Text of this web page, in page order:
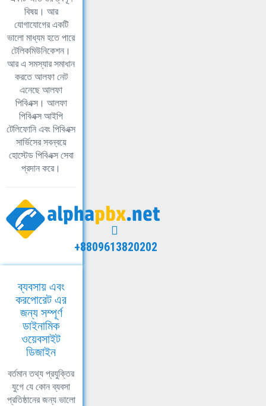
বিষয়। আর
যোগাযোগের একটি
ভালো মাধ্যম হতে পারে
টেলিকমিউনিকেশন।
আর এ সমস্যার সমাধান
করতে আলফা নেট
এনেছে আলফা
পিবিএক্স। আলফা
পিবিএক্স আইপি
টেলিফোনি এবং পিবিএক্স
সার্ভিসের সবন্বয়ে
হোস্টেড পিবিএক্স সেবা
প্রদান করে।
+8809613820202
ব্যবসায় এবং
করপোরেট এর
জন্য সম্পূর্ণ
ডাইনামিক
ওয়েবসাইট
ডিজাইন
বর্তমান তথ্য প্রযুক্তির
যুগে যে কোন ব্যবসা
প্রতিষ্ঠানের জন্য ভালো